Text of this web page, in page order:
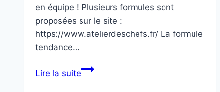
en équipe ! Plusieurs formules sont
proposées sur le site :
https://www.atelierdeschefs.fr/ La formule
tendance…
Lire la suiteL’atelier